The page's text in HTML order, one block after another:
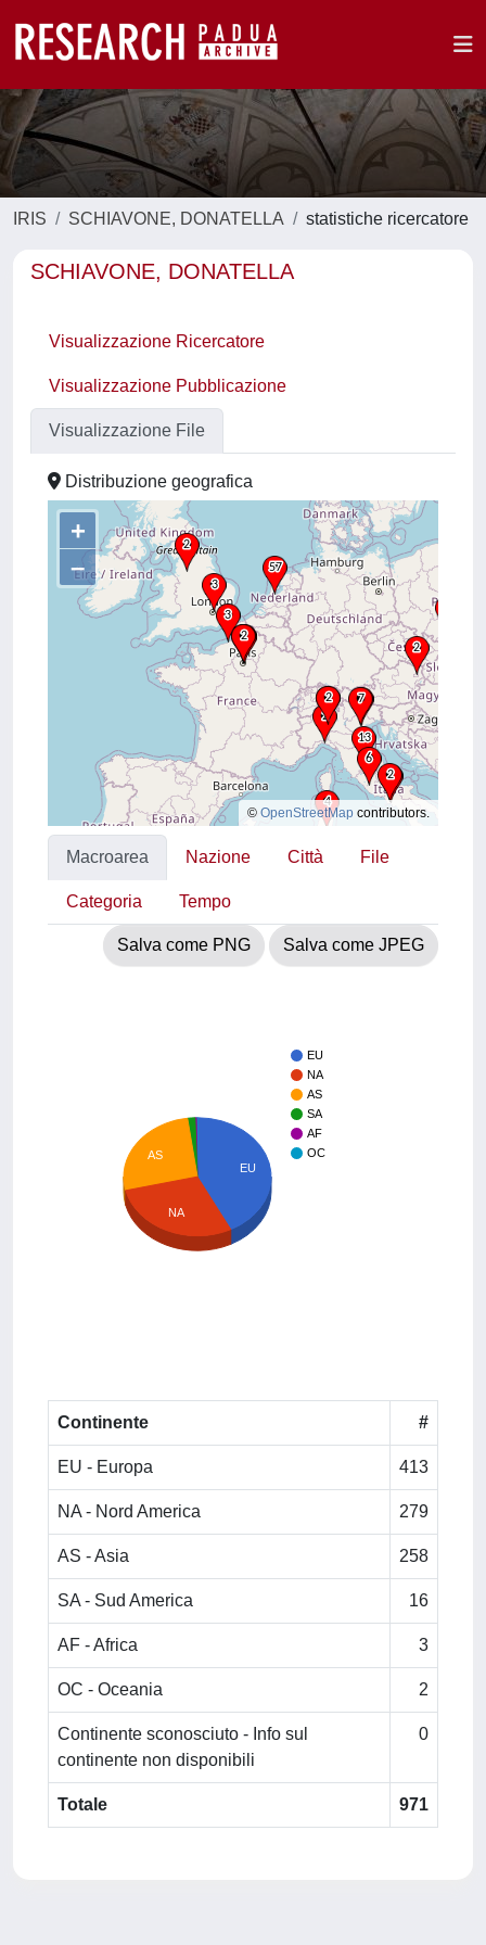
IRIS SCHIAVONE, DONATELLA statistiche ricercatore
SCHIAVONE, DONATELLA
Visualizzazione Ricercatore
Visualizzazione Pubblicazione
Visualizzazione File
Distribuzione geografica
+
–
© OpenStreetMap contributors.
Macroarea Nazione Città File
Categoria Tempo
Salva come PNG Salva come JPEG
EU
NA
AS
SA
AF
OC
EU
AS
NA
Continente #
EU - Europa 413
NA - Nord America 279
AS - Asia 258
SA - Sud America 16
AF - Africa 3
OC - Oceania 2
Continente sconosciuto - Info sul
continente non disponibili
0
Totale 971